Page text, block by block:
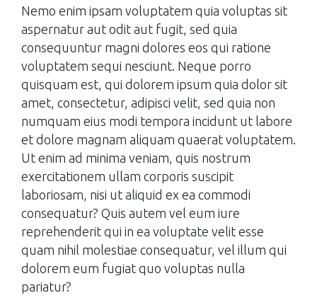
Nemo enim ipsam voluptatem quia voluptas sit
aspernatur aut odit aut fugit, sed quia
consequuntur magni dolores eos qui ratione
voluptatem sequi nesciunt. Neque porro
quisquam est, qui dolorem ipsum quia dolor sit
amet, consectetur, adipisci velit, sed quia non
numquam eius modi tempora incidunt ut labore
et dolore magnam aliquam quaerat voluptatem.
Ut enim ad minima veniam, quis nostrum
exercitationem ullam corporis suscipit
laboriosam, nisi ut aliquid ex ea commodi
consequatur? Quis autem vel eum iure
reprehenderit qui in ea voluptate velit esse
quam nihil molestiae consequatur, vel illum qui
dolorem eum fugiat quo voluptas nulla
pariatur?